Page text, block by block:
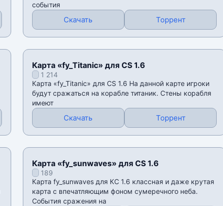
события
Скачать Торрент
Карта «fy_Titanic» для CS 1.6
1 214
Карта «fy_Titanic» для CS 1.6 На данной карте игроки
будут сражаться на корабле титаник. Стены корабля
имеют
Скачать Торрент
Карта «fy_sunwaves» для CS 1.6
189
Карта fy_sunwaves для КС 1.6 классная и даже крутая
карта с впечатляющим фоном сумеречного неба.
События сражения на